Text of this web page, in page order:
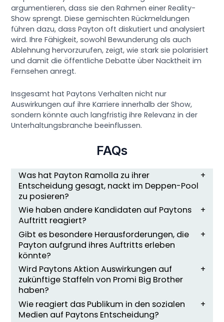
argumentieren, dass sie den Rahmen einer Reality-
Show sprengt. Diese gemischten Rückmeldungen
führen dazu, dass Payton oft diskutiert und analysiert
wird. Ihre Fähigkeit, sowohl Bewunderung als auch
Ablehnung hervorzurufen, zeigt, wie stark sie polarisiert
und damit die öffentliche Debatte über Nacktheit im
Fernsehen anregt.
Insgesamt hat Paytons Verhalten nicht nur
Auswirkungen auf ihre Karriere innerhalb der Show,
sondern könnte auch langfristig ihre Relevanz in der
Unterhaltungsbranche beeinflussen.
FAQs
Was hat Payton Ramolla zu ihrer
Entscheidung gesagt, nackt im Deppen-Pool
zu posieren?
Wie haben andere Kandidaten auf Paytons
Auftritt reagiert?
Gibt es besondere Herausforderungen, die
Payton aufgrund ihres Auftritts erleben
könnte?
Wird Paytons Aktion Auswirkungen auf
zukünftige Staffeln von Promi Big Brother
haben?
Wie reagiert das Publikum in den sozialen
Medien auf Paytons Entscheidung?